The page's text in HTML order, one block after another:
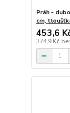
Práh -
cm,
453,6
374,9 Kč